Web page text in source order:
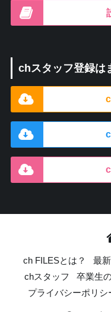
chスタッフ登録は
ch FILESとは？ 最
chスタッフ
卒業生
プライバシーポリシ